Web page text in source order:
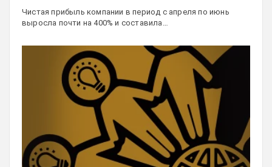
Чистая прибыль компании в период с апреля по июнь
выросла почти на 400% и составила…